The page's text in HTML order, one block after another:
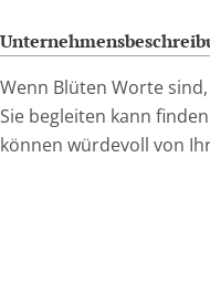
Wenn Blüten Worte
Sie begleiten kann
können würdevoll von